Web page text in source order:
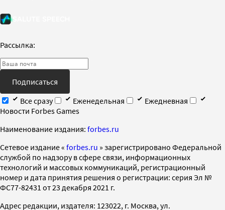
Рассылка:
Подписаться
Все сразу
Еженедельная
Ежедневная
Новости Forbes Games
Наименование издания: forbes.ru
Cетевое издание « forbes.ru » зарегистрировано Федеральной
службой по надзору в сфере связи, информационных
технологий и массовых коммуникаций, регистрационный
номер и дата принятия решения о регистрации: серия Эл №
ФС77-82431 от 23 декабря 2021 г.
Адрес редакции, издателя: 123022, г. Москва, ул.